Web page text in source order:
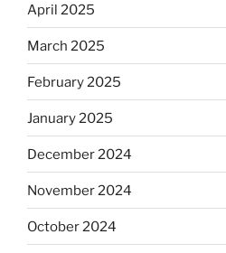
April 2025
March 2025
February 2025
January 2025
December 2024
November 2024
October 2024